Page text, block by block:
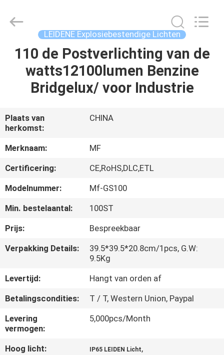
HUIS
PRODUCTEN
VIDEO'S
OVER
ONS
KWALITEITSCONTROLE
CONTACTEER
ONS
VERZOEK
OM EEN
CITAAT
Co.,Ltd..
LEIDENE Explosiebestendige Lichten
110 de Postverlichting van de
watts12100lumen Benzine
Bridgelux/ voor Industrie
Plaats van
herkomst:
CHINA
Merknaam:
MF
Certificering:
CE,RoHS,DLC,ETL
Modelnummer:
Mf-GS100
Min. bestelaantal:
100ST
Prijs:
Bespreekbaar
Verpakking Details:
39.5*39.5*20.8cm/1pcs, G.W:
9.5Kg
Levertijd:
Hangt van orden af
Betalingscondities:
T / T, Western Union, Paypal
Levering
vermogen:
5,000pcs/Month
Hoog licht: IP65 LEIDEN Licht,